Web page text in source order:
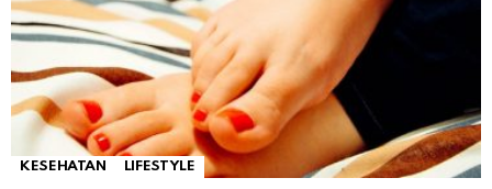
KESEHATAN LIFESTYLE